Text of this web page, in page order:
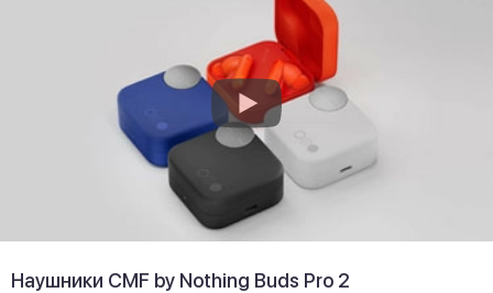
Наушники CMF by Nothing Buds Pro 2